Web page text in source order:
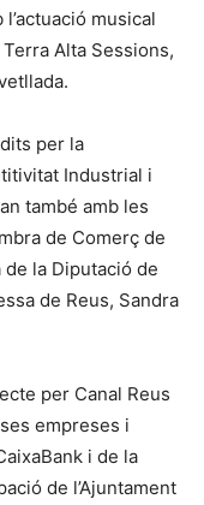
musical
Alta Sessions,
per la
Industrial i
també amb les
de Comerç de
la Diputació de
de Reus, Sandra
per Canal Reus
empreses i
i de la
de l’Ajuntament